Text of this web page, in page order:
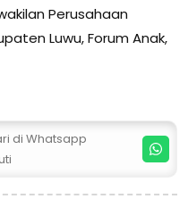
Perusahaan
Luwu, Forum Anak,
di Whatsapp